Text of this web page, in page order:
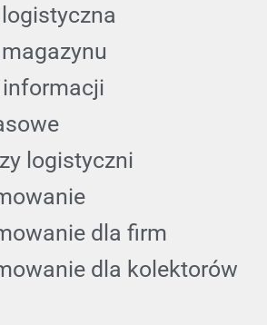
logistyczni
dla firm
dla kolektorów